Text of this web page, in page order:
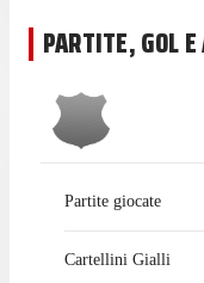
PARTITE, GOL
Partite giocate
Cartellini Gialli